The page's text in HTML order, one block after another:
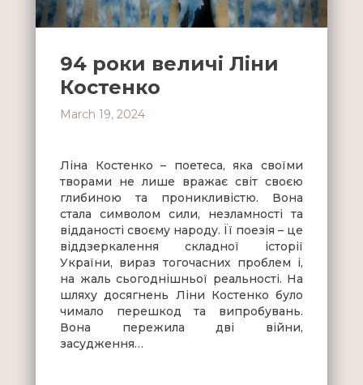
94 роки величі Ліни
Костенко
March 19, 2024
Ліна Костенко – поетеса, яка своїми
творами не лише вражає світ своєю
глибиною та проникливістю. Вона
стала символом сили, незламності та
відданості своєму народу. Її поезія – це
віддзеркалення складної історії
України, вираз тогочасних проблем і,
на жаль сьогоднішньої реальності. На
шляху досягнень Ліни Костенко було
чимало перешкод та випробувань.
Вона пережила дві війни,
засудження…